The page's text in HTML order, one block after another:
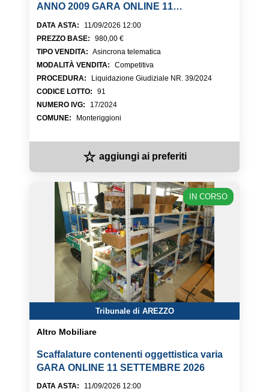
ANNO 2009 GARA ONLINE 11
DATA ASTA:
11/09/2026 12:00
PREZZO BASE:
980,00 €
TIPO VENDITA: Asincrona telematica
MODALITÀ VENDITA:
Competitiva
PROCEDURA:
Liquidazione Giudiziale NR. 39/2024
CODICE LOTTO:
91
NUMERO IVG:
17/2024
COMUNE: Monteriggioni
☆ aggiungi ai preferiti
IN CORSO
Tribunale di AREZZO
Altro Mobiliare
Scaffalature contenenti oggettistica varia
GARA ONLINE 11 SETTEMBRE 2026
DATA ASTA: 11/09/2026 12:00